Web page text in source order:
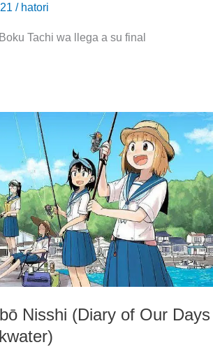
/ hatori
Tachi wa llega a su final
Nisshi (Diary of Our Days